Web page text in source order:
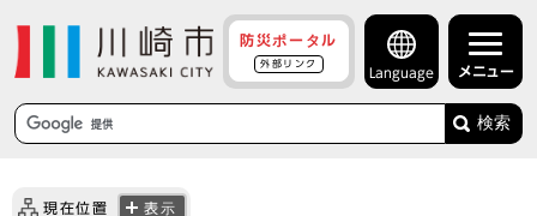
防災ポータル
外部リンク
Language メニュー
検索
現在位置 表示